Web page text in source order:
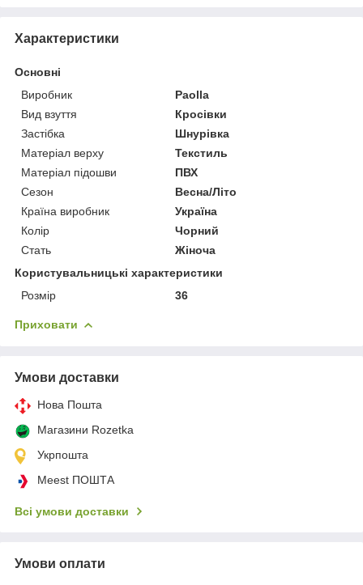
Характеристики
Основні
Виробник
Paolla
Вид взуття
Кросівки
Застібка
Шнурівка
Матеріал верху
Текстиль
Матеріал підошви
ПВХ
Сезон
Весна/Літо
Країна виробник
Україна
Колір
Чорний
Стать
Жіноча
Користувальницькі характеристики
Розмір
36
Приховати
Умови доставки
Нова Пошта
Магазини Rozetka
Укрпошта
Meest ПОШТА
Всі умови доставки
Умови оплати